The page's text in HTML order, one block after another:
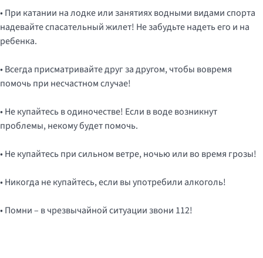
• При катании на лодке или занятиях водными видами спорта
надевайте спасательный жилет! Не забудьте надеть его и на
ребенка.
• Всегда присматривайте друг за другом, чтобы вовремя
помочь при несчастном случае!
• Не купайтесь в одиночестве! Если в воде возникнут
проблемы, некому будет помочь.
• Не купайтесь при сильном ветре, ночью или во время грозы!
• Никогда не купайтесь, если вы употребили алкоголь!
• Помни – в чрезвычайной ситуации звони 112!